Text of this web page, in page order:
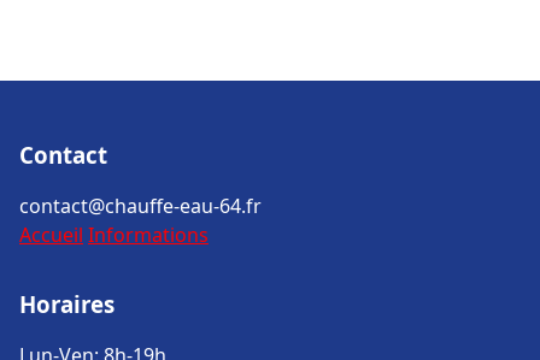
Contact
contact@chauffe-eau-64.fr
Accueil Informations
Horaires